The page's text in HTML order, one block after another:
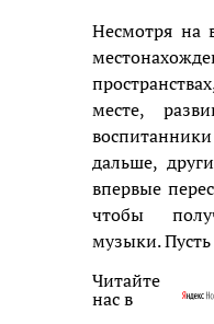
Несмотря на
месте,
дальше,
впервые
чтобы
музыки. Пусть
Читайте
нас в